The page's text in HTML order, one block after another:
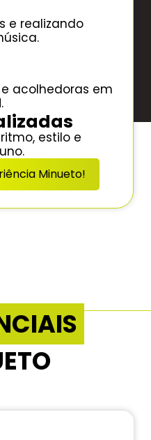
e realizando
acolhedoras em
estilo e
Minueto!